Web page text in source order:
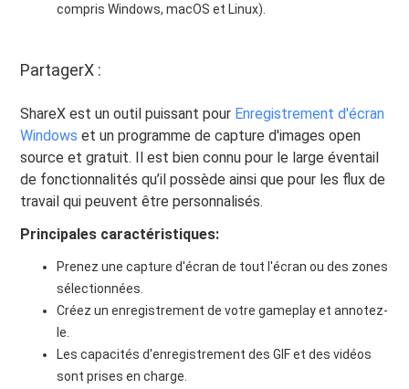
compris Windows, macOS et Linux).
PartagerX :
ShareX est un outil puissant pour Enregistrement d'écran
Windows et un programme de capture d'images open
source et gratuit. Il est bien connu pour le large éventail
de fonctionnalités qu’il possède ainsi que pour les flux de
travail qui peuvent être personnalisés.
Principales caractéristiques:
Prenez une capture d'écran de tout l'écran ou des zones
sélectionnées.
Créez un enregistrement de votre gameplay et annotez-
le.
Les capacités d'enregistrement des GIF et des vidéos
sont prises en charge.